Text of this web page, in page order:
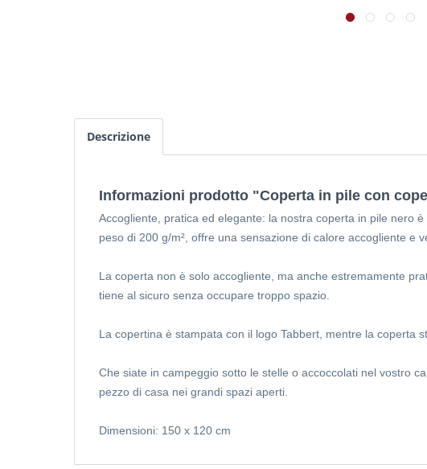
Descrizione
Informazioni prodotto "Coperta in pile con
Accogliente, pratica ed elegante: la nostra coperta in pile nero
peso di 200 g/m², offre una sensazione di calore accogliente e
La coperta non è solo accogliente, ma anche estremamente
tiene al sicuro senza occupare troppo spazio.
La copertina è stampata con il logo Tabbert, mentre la coperta
Che siate in campeggio sotto le stelle o accoccolati nel vostro
pezzo di casa nei grandi spazi aperti.
Dimensioni: 150 x 120 cm